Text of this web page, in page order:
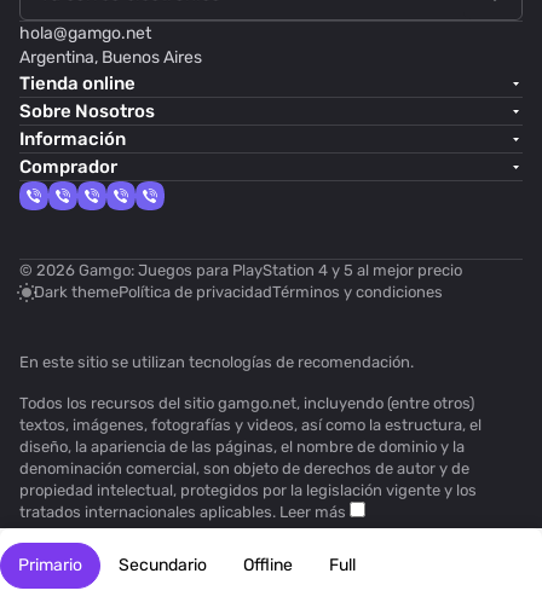
Primario Secundario Offline Full
hola@gamgo.net
Argentina, Buenos Aires
Tienda online
Sobre Nosotros
Información
Comprador
© 2026 Gamgo: Juegos para PlayStation 4 y 5 al mejor precio
Dark themePolítica de privacidadTérminos y condiciones
En este sitio se utilizan tecnologías de recomendación.
Todos los recursos del sitio gamgo.net, incluyendo (entre otros)
textos, imágenes, fotografías y videos, así como la estructura, el
diseño, la apariencia de las páginas, el nombre de dominio y la
denominación comercial, son objeto de derechos de autor y de
propiedad intelectual, protegidos por la legislación vigente y los
tratados internacionales aplicables. Leer más